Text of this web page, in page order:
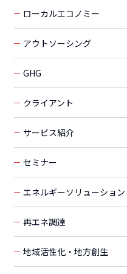
ローカルエコノミー
アウトソーシング
GHG
クライアント
サービス紹介
セミナー
エネルギーソリューション
再エネ調達
地域活性化・地方創生